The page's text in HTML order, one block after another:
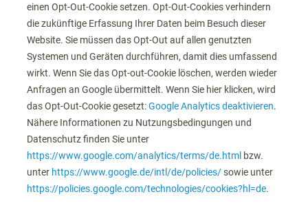
einen Opt-Out-Cookie setzen. Opt-Out-Cookies verhindern
die zukünftige Erfassung Ihrer Daten beim Besuch dieser
Website. Sie müssen das Opt-Out auf allen genutzten
Systemen und Geräten durchführen, damit dies umfassend
wirkt. Wenn Sie das Opt-out-Cookie löschen, werden wieder
Anfragen an Google übermittelt. Wenn Sie hier klicken, wird
das Opt-Out-Cookie gesetzt:Google Analytics deaktivieren.
Nähere Informationen zu Nutzungsbedingungen und
Datenschutz finden Sie unter
https://www.google.com/analytics/terms/de.html bzw.
unter https://www.google.de/intl/de/policies/sowie unter
https://policies.google.com/technologies/cookies?hl=de.